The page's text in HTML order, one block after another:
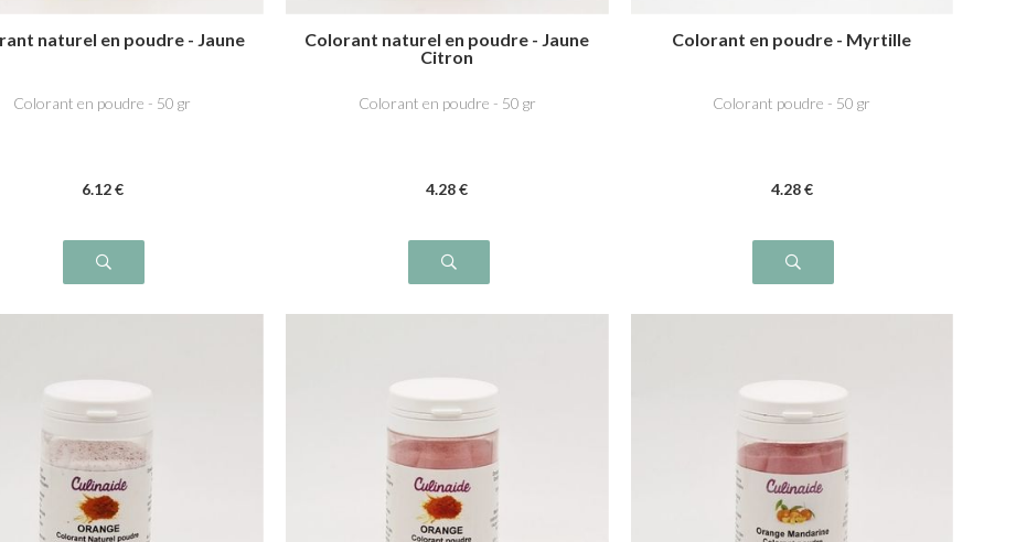
naturel en poudre - Jaune
Colorant en poudre - 50 gr
6.12€
Colorant naturel en poudre - Jaune
Citron
Colorant en poudre - 50 gr
4.28€
Colorant en poudre - Myrtille
Colorant poudre - 50 gr
4.28€